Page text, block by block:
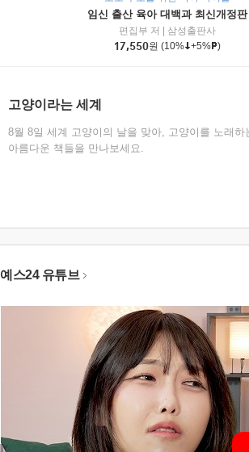
임신 출산 육아 대백과 최신개정판
편집부 저
삼성출판사
17,550원 (10% +5% )
고양이라는 세계
8월 8일 세계 고양이의 날을 맞아, 고양이를 노래하
아름다운 책들을 만나보세요.
예스24 유튜브